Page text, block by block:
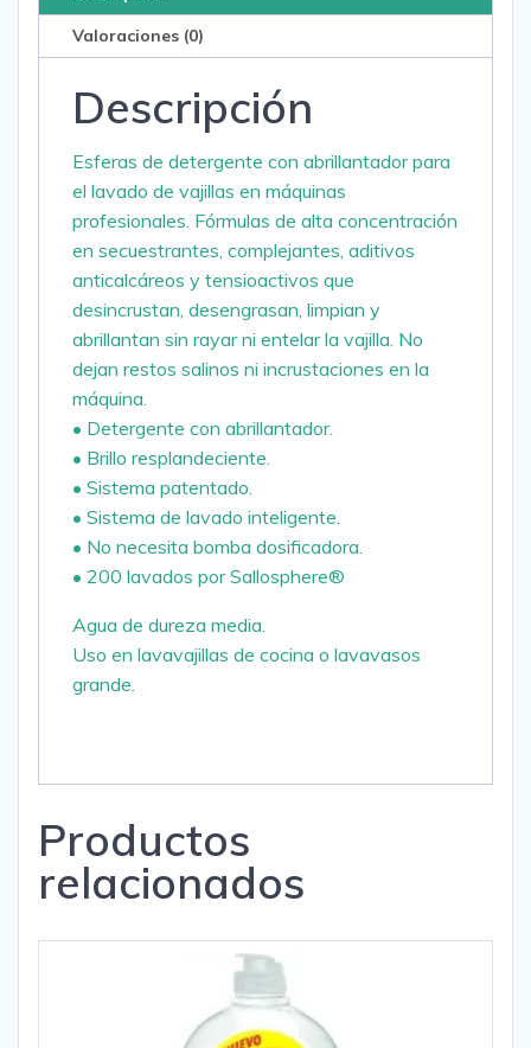
Valoraciones (0)
Descripción
Esferas de detergente con abrillantador para
el lavado de vajillas en máquinas
profesionales. Fórmulas de alta concentración
en secuestrantes, complejantes, aditivos
anticalcáreos y tensioactivos que
desincrustan, desengrasan, limpian y
abrillantan sin rayar ni entelar la vajilla. No
dejan restos salinos ni incrustaciones en la
máquina.
• Detergente con abrillantador.
• Brillo resplandeciente.
• Sistema patentado.
• Sistema de lavado inteligente.
• No necesita bomba dosificadora.
• 200 lavados por Sallosphere®
Agua de dureza media.
Uso en lavavajillas de cocina o lavavasos
grande.
Productos
relacionados